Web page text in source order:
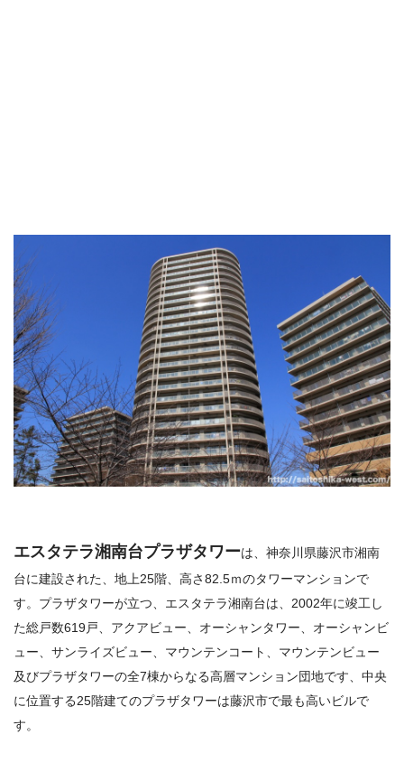
エスタテラ湘南台プラザタワーは、 神奈川県藤沢市湘南
台に建設された、 地上25階、高さ82.5ｍのタワーマンションで
す。 プラザタワーが立つ、エスタテラ湘南台は、 2002年に竣工し
た総戸数619戸、アクアビュー、オーシャンタワー、オーシャンビ
ュー、サンライズビュー、マウンテンコート、マウンテンビュー
及びプラザタワーの全7棟からなる高層マンション団地です、中央
に位置する25階建てのプラザタワーは藤沢市で最も高いビルで
す。